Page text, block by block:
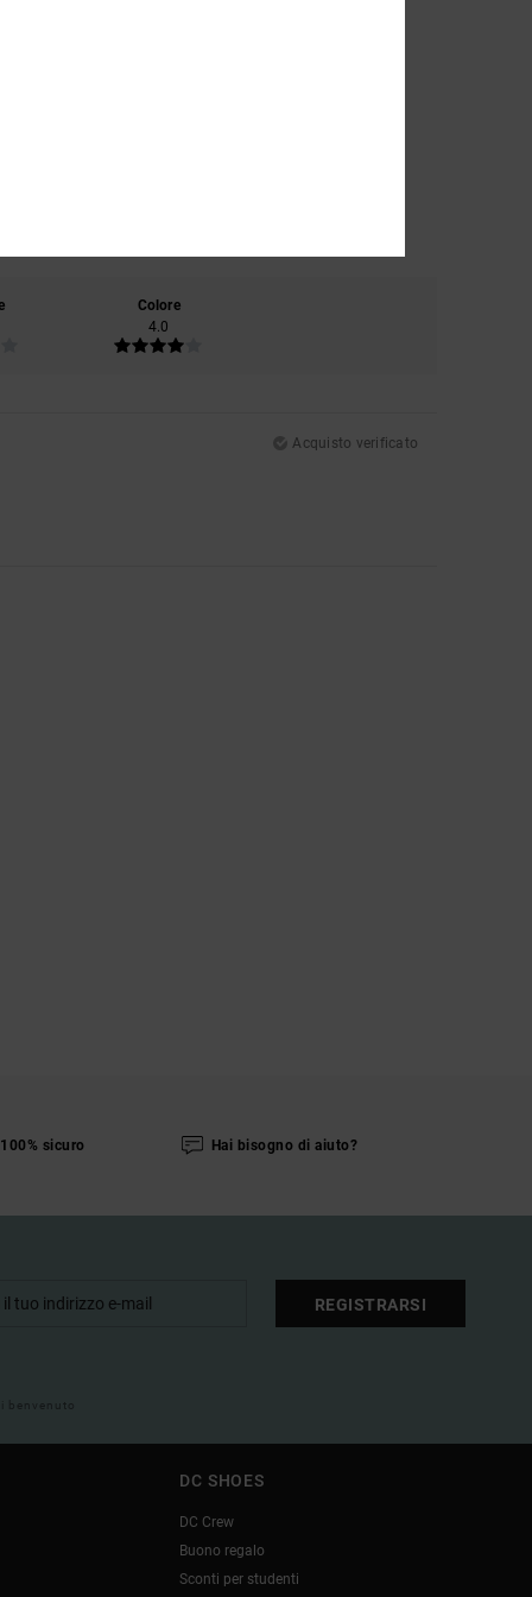
Colore
4.0
Acquisto verificato
sicuro Hai bisogno di aiuto?
REGISTRARSI
benvenuto
DC SHOES
DC Crew
Buono regalo
Sconti per studenti